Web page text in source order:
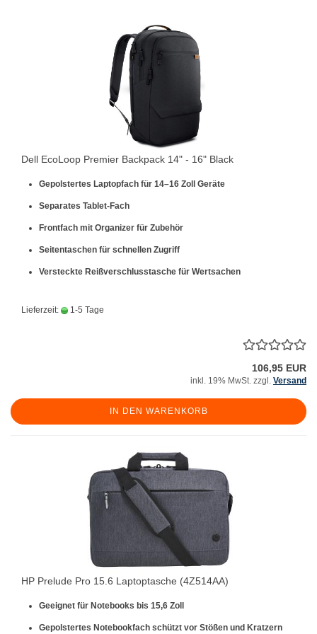
Dell EcoLoop Premier Backpack 14" - 16" Black
Gepolstertes Laptopfach für 14–16 Zoll Geräte
Separates Tablet-Fach
Frontfach mit Organizer für Zubehör
Seitentaschen für schnellen Zugriff
Versteckte Reißverschlusstasche für Wertsachen
Lieferzeit: 1-5 Tage
106,95 EUR
inkl. 19% MwSt. zzgl. Versand
IN DEN WARENKORB
HP Prelude Pro 15.6 Laptoptasche (4Z514AA)
Geeignet für Notebooks bis 15,6 Zoll
Gepolstertes Notebookfach schützt vor Stößen und Kratzern